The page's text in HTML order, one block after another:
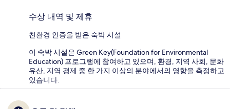
수상 내역 및 제휴
친환경 인증을 받은 숙박 시설
이 숙박 시설은 Green Key(Foundation for Environmental
Education) 프로그램에 참여하고 있으며, 환경, 지역 사회, 문화
유산, 지역 경제 중 한 가지 이상의 분야에서의 영향을 측정하고
있습니다.